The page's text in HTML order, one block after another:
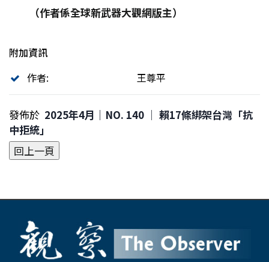
（作者係全球新武器大觀網版主）
附加資訊
作者:
王尊平
發佈於 2025年4月｜NO. 140 │ 賴17條綁架台灣「抗
中拒統」